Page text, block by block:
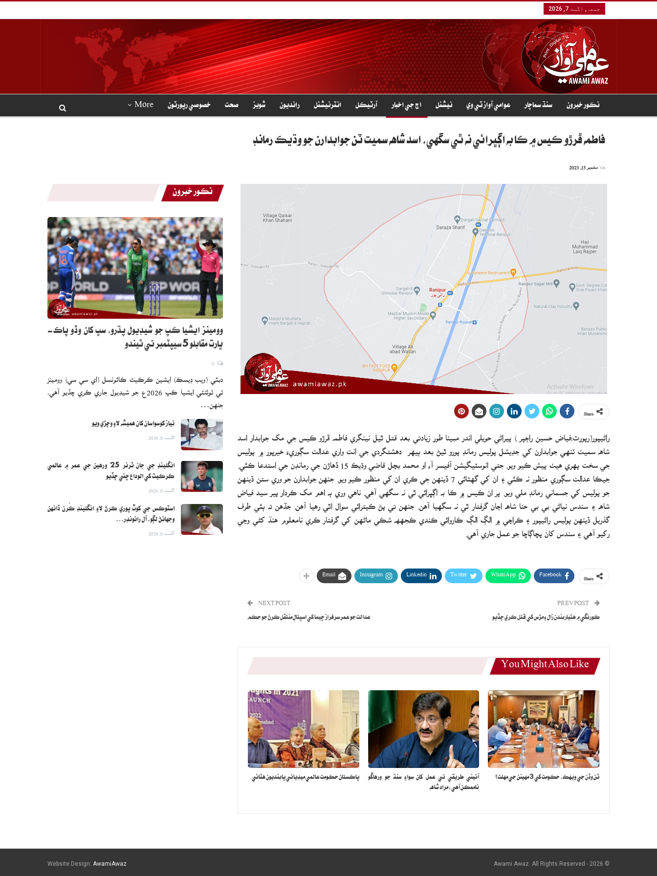
جمعہ, اگست 7, 2026
نڪور خبرون سنڌ سماچار عوامي آواز ٽي وي نيشنل اڄ جي اخبار آرٽيڪل انٽرنيشنل رانديون شوبز صحت خصوصي رپورٽون More
فاطمه ڦرڙو ڪيس ۾ ڪا به اڳڀرائي نه ٿي سگهي، اسد شاهه سميت ٽن جوابدارن جو وڌيڪ رمانڊ
راڻيپور(رپورٽ:فياض حسين راڄپر ) پيراڻي حويلي اندر مبينا طور زيادتي بعد قتل ٿيل نينگري فاطمه ڦرڙو ڪيس جي مک جوابدار اسد
شاھ سميت ٽنھي جوابدارن کي جڊيشل پوليس رمانڊ پورو ٿيڻ بعد ٻيھر دھشتگردي جي انت واري عدالت سڳوريءَ خيرپور ۾ پوليس
جي سخت پھري ھيٺ پيش ڪيو ويو. جتي انوسٽيگيشن آفيسر آءِ او محمد بچل قاضي وڌيڪ 15 ڏھاڙن جي رمانڊن جي استدعا ڪئي.
جيڪا عدالت سڳوري منظور نه ڪئي ۽ ان کي گھٽائي 7 ڏينھن جي ڪري ان کي منظور ڪيو ويو. جنھن جوابدارن جو وري ستن ڏينهن
جو پوليس کي جسماني رمانڊ ملي ويو. پر ان ڪيس ۾ ڪا به اڳڀرائي ٿي نه سگھي آھي. ناھي وري ٻه اھم مک ڪردار پير سيد فياض
شاھ ۽ سندس نياڻي بي بي حنا شاھ اڃان گرفتار ٿي نه سگھيا آھن. جنھن تي پڻ ڪيترائي سوال اٿي رھيا آھن. جڏھن ته ٻئي طرف
گذريل ڏينھن پوليس راڻيپور ۽ ڪراچي ۾ الڳ الڳ ڪاروائي ڪندي ڪجهھ شڪي ماڻھن کي گرفتار ڪري نامعلوم ھنڌ کڻي وڃي
رکيو آھي ۽ سندس کان پڇاڳاڇا جو عمل جاري آھي.
Facebook
WhatsApp
Twitter
Linkedin
Instagram
Email
ڪورنگي ۾ هٿياربندن زال ۽ مڙس کي قتل ڪري ڇڏيو
NEXT POST
عدالت جو عمر سرفراز چيما کي اسپتال منتقل ڪرڻ جو حڪم
You Might Also Like
ٽن وڏن جي ويهڪ، حڪومت کي 3 مهينن جي مهلت؟
آئيني طريقي تي عمل کان سواءِ سنڌ جو ورهاڱو
ناممڪن آهي: مراد شاهه
پاڪستان حڪومت عالمي ميڊيا تي پابنديون هٽائي
نڪور خبرون
وومينز ايشيا ڪپ جو شيڊيول پڌرو، سڀ کان وڏو پاڪ-
ڀارت مقابلو 5 سيپٽمبر تي ٿيندو
دبئي (ويب ڊيسڪ) ايشين ڪرڪيٽ ڪائونسل (اي سي سي) وومينز
ٽي ٽوئنٽي ايشيا ڪپ 2026ع جو شيڊيول جاري ڪري ڇڏيو آهي،
نياز کوسواسان کان هميشه لاءِ وڇڙي ويو
اگست 6, 2026
انگلينڊ جي جان ٽرنر 25 ورهين جي عمر ۾ عالمي
ڪرڪيٽ کي الوداع چئي ڇڏيو
اگست 6, 2026
اسٽوڪس جي کوٽ پوري ڪرڻ لاءِ انگلينڊ ڪُرن ڏانهن
وجهائڻ لڳو، آل رائونڊر…
اگست 6, 2026
© 2026 - Awami Awaz. All Rights Reserved.
Website Design: AwamiAwaz